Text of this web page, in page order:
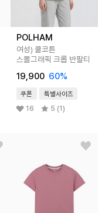
POLHAM
여성) 쿨코튼
스몰그래픽 크롭 반팔티
19,900 60%
쿠폰 특별사이즈
16 5 (1)